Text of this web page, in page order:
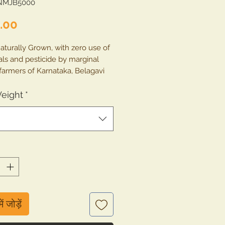
Grown, with zero use of
and pesticide by marginal
of Karnataka, Belagavi
in SPNF method of natural
*
जोड़ें